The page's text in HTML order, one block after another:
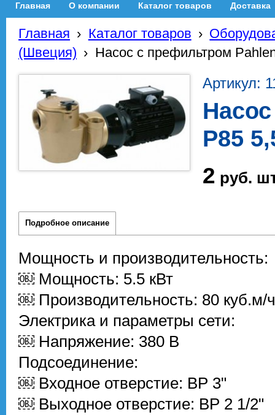
Главная О компании Каталог товаров Доставка
Главная › Каталог товаров ›
(Швеция) › Насос с префильтром
Артикул:
P85
2 руб.
Подробное описание
Мощность и производительность:
￼ Мощность: 5.5 кВт
￼ Производительность: 80 куб.м/ч
Электрика и параметры сети:
￼ Напряжение: 380 В
Подсоединение:
￼ Входное отверстие: ВР 3"
￼ Выходное отверстие: ВР 2 1/2"